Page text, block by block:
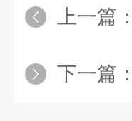
上一篇：
下一篇：